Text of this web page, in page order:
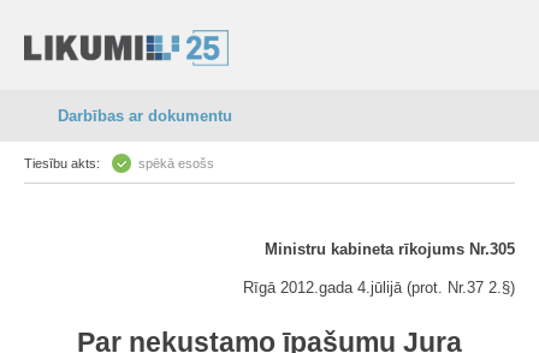
Darbības ar dokumentu
Tiesību akts: spēkā esošs
Ministru kabineta rīkojums Nr.305
Rīgā 2012.gada 4.jūlijā (prot. Nr.37 2.§)
Par nekustamo īpašumu Jura